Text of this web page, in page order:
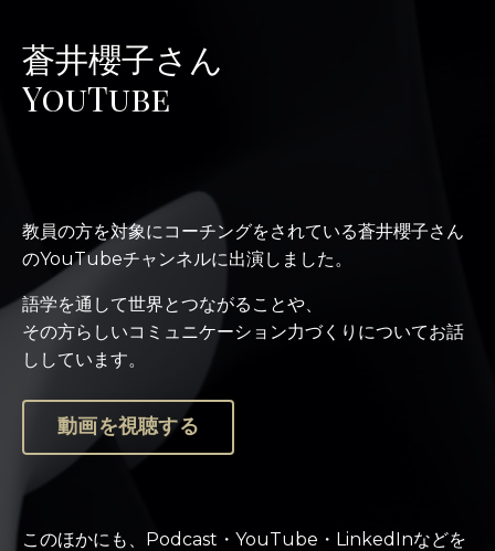
蒼井櫻子さん
YouTube
教員の方を対象にコーチングをされている蒼井櫻子さん
のYouTubeチャンネルに出演しました。
語学を通して世界とつながることや、
その方らしいコミュニケーション力づくりについてお話
ししています。
動画を視聴する
このほかにも、Podcast・YouTube・LinkedInなどを